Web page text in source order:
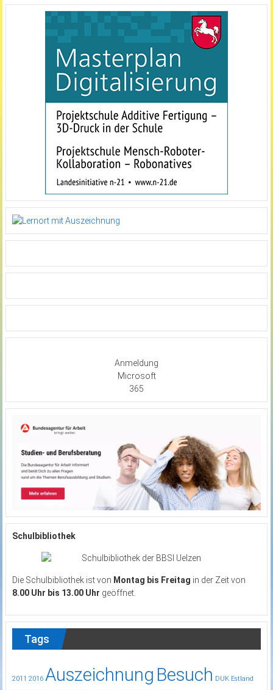
Anmeldung
Microsoft
365
Schulbibliothek
Die Schulbibliothek ist von Montag bis Freitag in der Zeit von
8.00 Uhr bis 13.00 Uhr geöffnet.
Tags
2011 2016 Auszeichnung Besuch DUK Estland